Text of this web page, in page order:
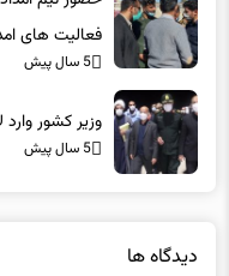
5 سال پیش